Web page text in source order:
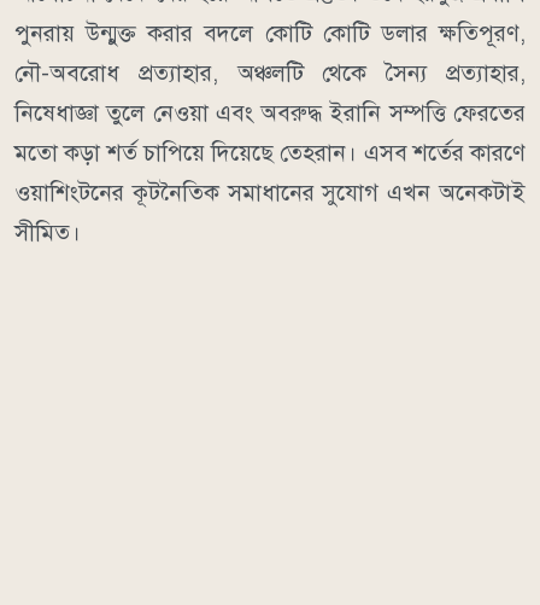
পুনরায় উন্মুক্ত করার বদলে কোটি কোটি ডলার ক্ষতিপূরণ,
নৌ-অবরোধ প্রত্যাহার, অঞ্চলটি থেকে সৈন্য প্রত্যাহার,
নিষেধাজ্ঞা তুলে নেওয়া এবং অবরুদ্ধ ইরানি সম্পত্তি ফেরতের
মতো কড়া শর্ত চাপিয়ে দিয়েছে তেহরান। এসব শর্তের কারণে
ওয়াশিংটনের কূটনৈতিক সমাধানের সুযোগ এখন অনেকটাই
সীমিত।